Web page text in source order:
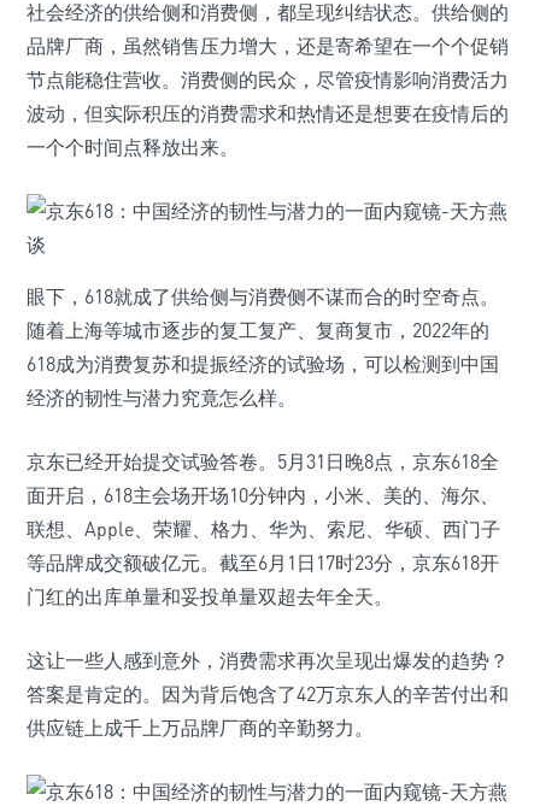
社会经济的供给侧和消费侧，都呈现纠结状态。供给侧的
品牌厂商，虽然销售压力增大，还是寄希望在一个个促销
节点能稳住营收。消费侧的民众，尽管疫情影响消费活力
波动，但实际积压的消费需求和热情还是想要在疫情后的
一个个时间点释放出来。
眼下，618就成了供给侧与消费侧不谋而合的时空奇点。
随着上海等城市逐步的复工复产、复商复市，2022年的
618成为消费复苏和提振经济的试验场，可以检测到中国
经济的韧性与潜力究竟怎么样。
京东已经开始提交试验答卷。5月31日晚8点，京东618全
面开启，618主会场开场10分钟内，小米、美的、海尔、
联想、Apple、荣耀、格力、华为、索尼、华硕、西门子
等品牌成交额破亿元。截至6月1日17时23分，京东618开
门红的出库单量和妥投单量双超去年全天。
这让一些人感到意外，消费需求再次呈现出爆发的趋势？
答案是肯定的。因为背后饱含了42万京东人的辛苦付出和
供应链上成千上万品牌厂商的辛勤努力。